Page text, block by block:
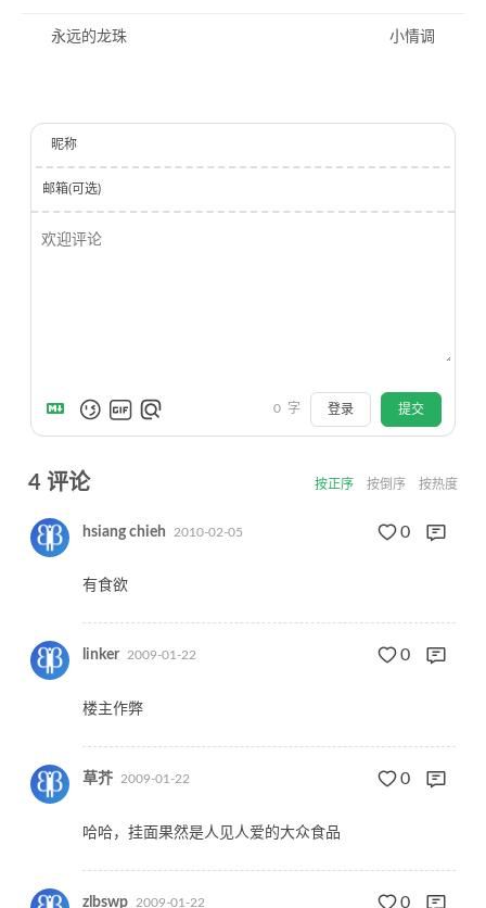
永远的龙珠 小情调
昵称
邮箱(可选)
0 字 登录 提交
4 评论 按正序 按倒序 按热度
hsiang chieh 2010-02-05 0
有食欲
linker 2009-01-22 0
楼主作弊
草芥 2009-01-22 0
哈哈，挂面果然是人见人爱的大众食品
zlbswp 2009-01-22 0